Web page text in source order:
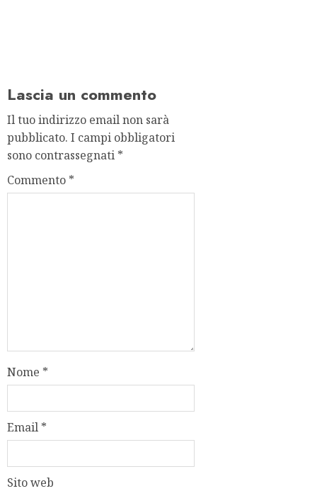
Lascia un commento
Il tuo indirizzo email non sarà
pubblicato. I campi obbligatori
sono contrassegnati *
Commento *
Nome *
Email *
Sito web